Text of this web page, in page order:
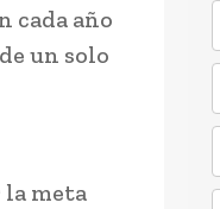
cada año
de un solo
la meta